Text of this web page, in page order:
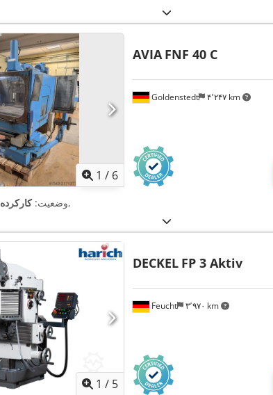
1 / 6
Goldenstedt ۴٬۲۴۷ km
AVIA FNF 40 C
وضعیت:کارکرده ,
1 / 5
Feucht ۳٬۹۷۰ km
DECKEL FP 3 Aktiv